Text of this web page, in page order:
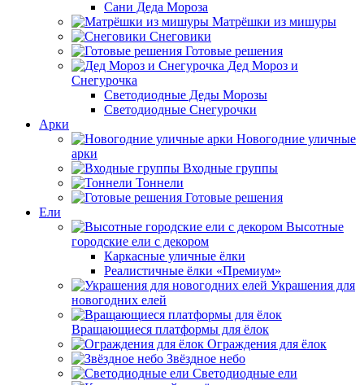
Сани Деда Мороза
Матрёшки из мишуры
Снеговики
Готовые решения
Дед Мороз и
Снегурочка
Светодиодные Деды Морозы
Светодиодные Снегурочки
Арки
Новогодние уличные
арки
Входные группы
Тоннели
Готовые решения
Ели
Высотные
городские ели с декором
Каркасные уличные ёлки
Реалистичные ёлки «Премиум»
Украшения для
новогодних елей
Вращающиеся платформы для ёлок
Ограждения для ёлок
Звёздное небо
Светодиодные ели